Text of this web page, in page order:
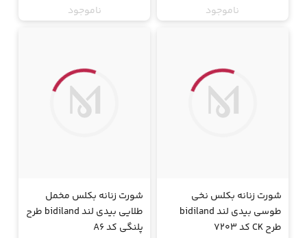
ناموجود
ناموجود
شورت زنانه بکلس نخی
طوسی بیدی لند bidiland
طرح CK کد 7203
شورت زنانه بکلس مخمل
طلایی بیدی لند bidiland طرح
پلنگی کد A6